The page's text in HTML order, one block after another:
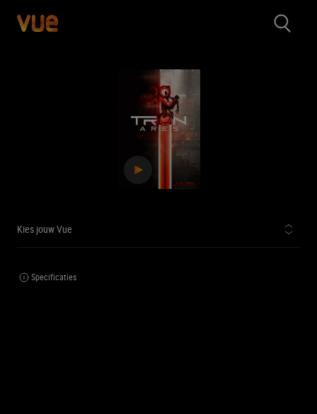
Kies jouw Vue
Specificaties